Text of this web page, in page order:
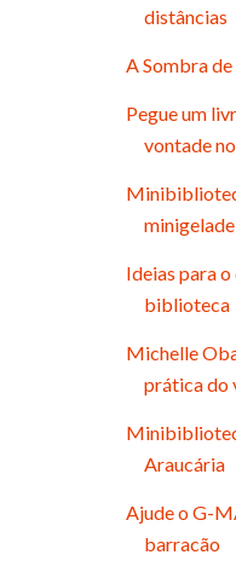
distâncias
A Sombra
Pegue um
vontade
Ideias para
biblioteca
Michelle
prática do
Araucária
Ajude o G-
barracão